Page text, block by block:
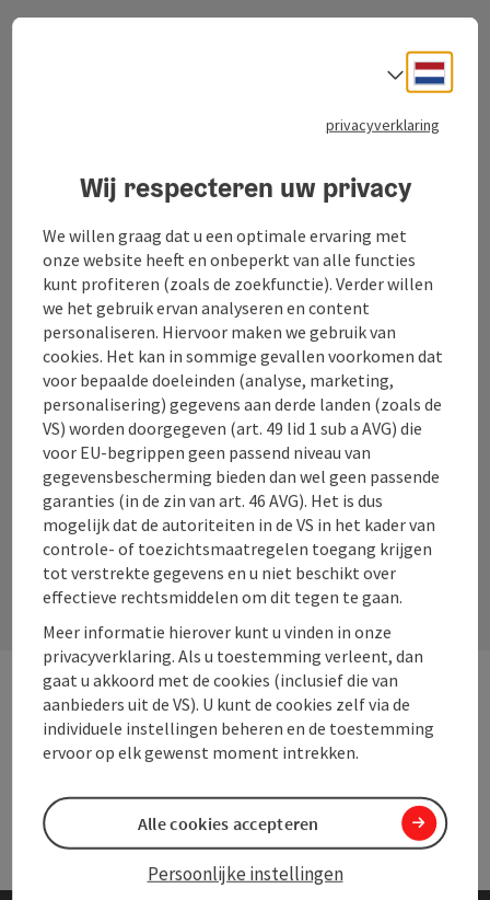
Freistädter Straße 119
+43 732 221022
info@oberoesterreich.nl
InstagramFacebookYouTubePinterest
Contactformulier
Andere websites
Services
privacyverklaring
Wij respecteren uw privacy
We willen graag dat u een optimale ervaring met
onze website heeft en onbeperkt van alle functies
kunt profiteren (zoals de zoekfunctie). Verder willen
we het gebruik ervan analyseren en content
personaliseren. Hiervoor maken we gebruik van
cookies. Het kan in sommige gevallen voorkomen dat
voor bepaalde doeleinden (analyse, marketing,
personalisering) gegevens aan derde landen (zoals de
VS) worden doorgegeven (art. 49 lid 1 sub a AVG) die
voor EU-begrippen geen passend niveau van
gegevensbescherming bieden dan wel geen passende
garanties (in de zin van art. 46 AVG). Het is dus
mogelijk dat de autoriteiten in de VS in het kader van
controle- of toezichtsmaatregelen toegang krijgen
tot verstrekte gegevens en u niet beschikt over
effectieve rechtsmiddelen om dit tegen te gaan.
Meer informatie hierover kunt u vinden in onze
privacyverklaring. Als u toestemming verleent, dan
gaat u akkoord met de cookies (inclusief die van
aanbieders uit de VS). U kunt de cookies zelf via de
individuele instellingen beheren en de toestemming
ervoor op elk gewenst moment intrekken.
Persoonlijke instellingen
Alle cookies accepteren